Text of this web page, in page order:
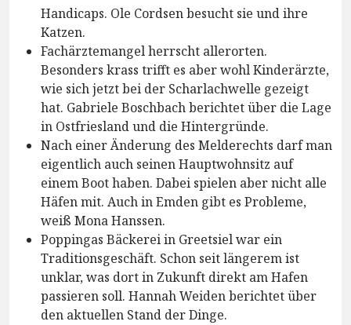
Handicaps. Ole Cordsen besucht sie und ihre
Katzen.
Fachärztemangel herrscht allerorten.
Besonders krass trifft es aber wohl Kinderärzte,
wie sich jetzt bei der Scharlachwelle gezeigt
hat. Gabriele Boschbach berichtet über die Lage
in Ostfriesland und die Hintergründe.
Nach einer Änderung des Melderechts darf man
eigentlich auch seinen Hauptwohnsitz auf
einem Boot haben. Dabei spielen aber nicht alle
Häfen mit. Auch in Emden gibt es Probleme,
weiß Mona Hanssen.
Poppingas Bäckerei in Greetsiel war ein
Traditionsgeschäft. Schon seit längerem ist
unklar, was dort in Zukunft direkt am Hafen
passieren soll. Hannah Weiden berichtet über
den aktuellen Stand der Dinge.